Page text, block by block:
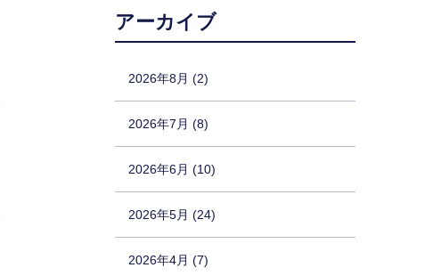
アーカイブ
2026年8月 (2)
2026年7月 (8)
2026年6月 (10)
2026年5月 (24)
2026年4月 (7)